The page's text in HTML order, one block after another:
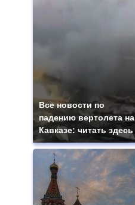
Все новости по
падению вертолета на
Кавказе: читать здесь